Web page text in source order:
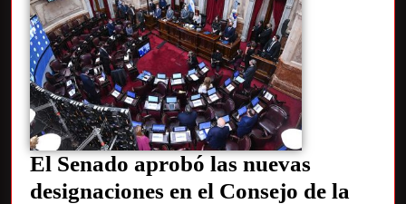
El Senado aprobó las nuevas
designaciones en el Consejo de la